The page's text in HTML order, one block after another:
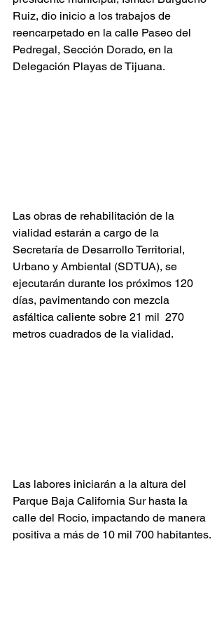
Ruiz, dio inicio a los trabajos de
reencarpetado en la calle Paseo del
Pedregal, Sección Dorado, en la
Delegación Playas de Tijuana.
Las obras de rehabilitación de la
vialidad estarán a cargo de la
Secretaría de Desarrollo Territorial,
Urbano y Ambiental (SDTUA), se
ejecutarán durante los próximos 120
días, pavimentando con mezcla
asfáltica caliente sobre 21 mil  270
metros cuadrados de la vialidad.
Las labores iniciarán a la altura del
Parque Baja California Sur hasta la
calle del Rocio, impactando de manera
positiva a más de 10 mil 700 habitantes.